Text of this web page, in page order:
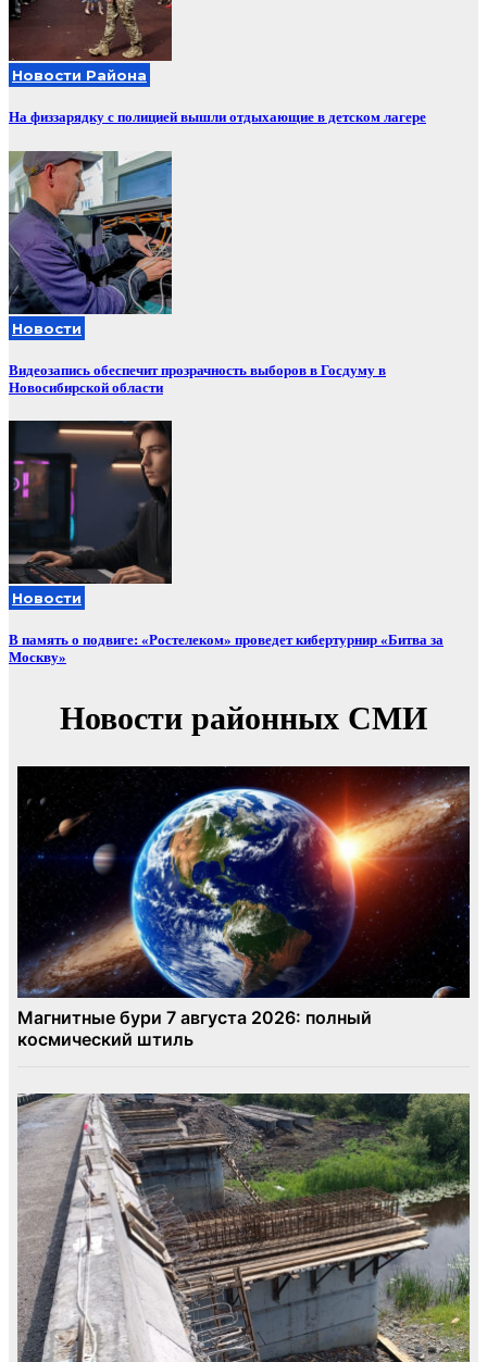
Новости Района
На физзарядку с полицией вышли отдыхающие в детском лагере
Новости
Видеозапись обеспечит прозрачность выборов в Госдуму в
Новосибирской области
Новости
В память о подвиге: «Ростелеком» проведет кибертурнир «Битва за
Москву»